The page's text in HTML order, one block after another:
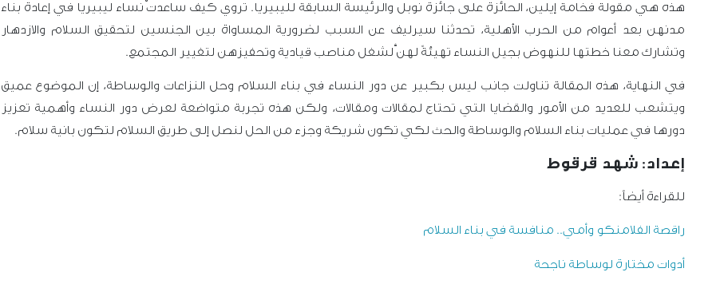
هذه هي مقولة فخامة إيلين، الحائزة على جائزة نوبل والرئيسة السابقة لليبيريا. تروي كيف ساعدتْ نساء ليبيريا في إعادة بناء
مدنهن بعد أعوام من الحرب الأهلية، تحدثنا سيرليف عن السبب لضرورية المساواة بين الجنسين لتحقيق السلام والازدهار
وتشارك معنا خطتها للنهوض بجيل النساء تهيئةً لهنَّ لشغل مناصب قيادية وتحفيزهن لتغيير المجتمع.
في النهاية، هذه المقالة تناولت جانب ليس بكبير عن دور النساء في بناء السلام وحل النزاعات والوساطة، إن الموضوع عميق
ويتشعب للعديد من الأمور والقضايا التي تحتاج لمقالات ومقالات، ولكن هذه تجربة متواضعة لعرض دور النساء وأهمية تعزيز
دورها في عمليات بناء السلام والوساطة والحث لكي تكون شريكة وجزء من الحل لنصل إلى طريق السلام لتكون بانية سلام.
إعداد: شهد قرقوط
للقراءة أيضاً:
راقصة الفلامنكو وأمي.. منافسة في بناء السلام
أدوات مختارة لوساطة ناجحة